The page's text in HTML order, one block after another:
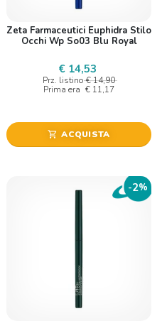
Zeta Farmaceutici Euphidra Stilo
Occhi Wp So03 Blu Royal
€ 14,53
Prz. listino € 14,90
Prima era € 11,17
shopping_cart ACQUISTA
-2%